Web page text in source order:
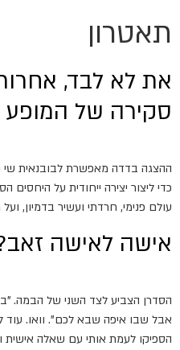
תאטרון
את לא לבד,
סקירה של
ההצגה בדדה מאפשרת לבובנאית שי
כדי ליצור יצירה ייחודית על היחסים
עולם פנימי, חרדתי ועשיר בדמיון,
אישה לאישה
הסדרן הצביע לצד השני של הבמה.
אבל שבו איפה שבא לכם". וואו. עוד
הספיקו לעמת אותי עם שאלה אישית